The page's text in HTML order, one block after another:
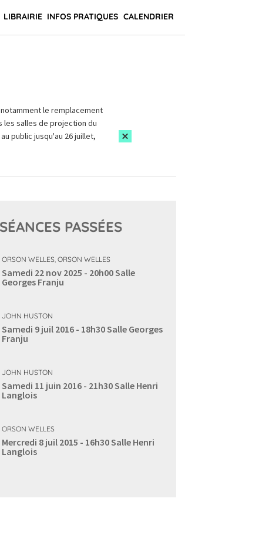
LIBRAIRIE INFOS PRATIQUES CALENDRIER
le remplacement
les salles de projection du
public jusqu'au 26 juillet,
SÉANCES PASSÉES
ORSON WELLES, ORSON WELLES
Samedi 22 nov 2025 - 20h00Salle
Georges Franju
JOHN HUSTON
Samedi 9 juil 2016 - 18h30Salle Georges
Franju
JOHN HUSTON
Samedi 11 juin 2016 - 21h30Salle Henri
Langlois
ORSON WELLES
Mercredi 8 juil 2015 - 16h30Salle Henri
Langlois